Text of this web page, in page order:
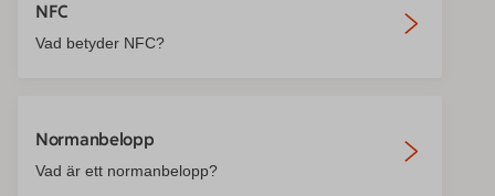
NFC
Vad betyder NFC?
Normanbelopp
Vad är ett normanbelopp?